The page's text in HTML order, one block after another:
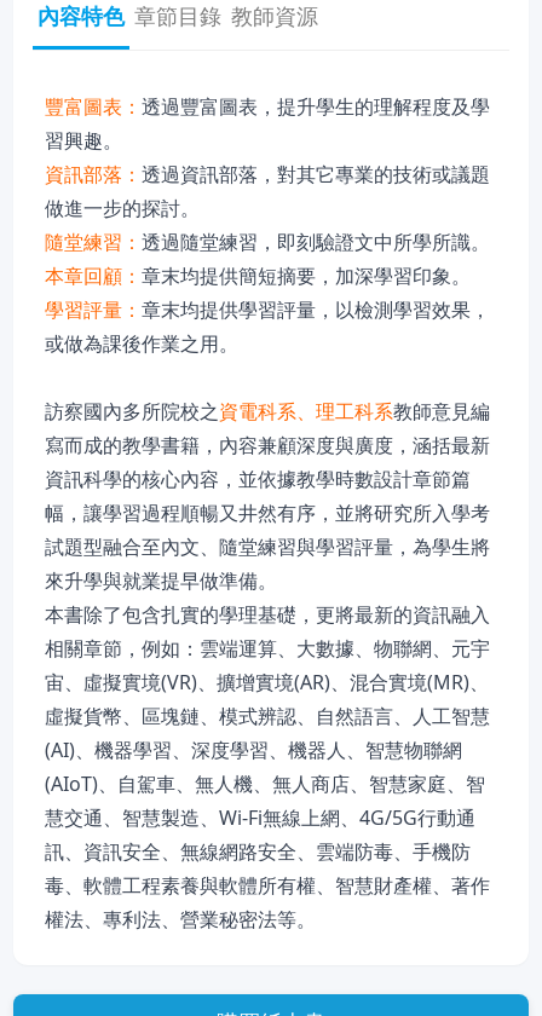
內容特色 章節目錄 教師資源
豐富圖表：透過豐富圖表，提升學生的理解程度及學
習興趣。
資訊部落：透過資訊部落，對其它專業的技術或議題
做進一步的探討。
隨堂練習：透過隨堂練習，即刻驗證文中所學所識。
本章回顧：章末均提供簡短摘要，加深學習印象。
學習評量：章末均提供學習評量，以檢測學習效果，
或做為課後作業之用。
訪察國內多所院校之資電科系、理工科系教師意見編
寫而成的教學書籍，內容兼顧深度與廣度，涵括最新
資訊科學的核心內容，並依據教學時數設計章節篇
幅，讓學習過程順暢又井然有序，並將研究所入學考
試題型融合至內文、隨堂練習與學習評量，為學生將
來升學與就業提早做準備。
本書除了包含扎實的學理基礎，更將最新的資訊融入
相關章節，例如：雲端運算、大數據、物聯網、元宇
宙、虛擬實境(VR)、擴增實境(AR)、混合實境(MR)、
虛擬貨幣、區塊鏈、模式辨認、自然語言、人工智慧
(AI)、機器學習、深度學習、機器人、智慧物聯網
(AIoT)、自駕車、無人機、無人商店、智慧家庭、智
慧交通、智慧製造、Wi-Fi無線上網、4G/5G行動通
訊、資訊安全、無線網路安全、雲端防毒、手機防
毒、軟體工程素養與軟體所有權、智慧財產權、著作
權法、專利法、營業秘密法等。